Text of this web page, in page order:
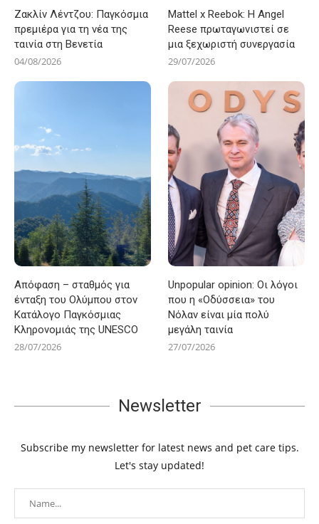
Ζακλίν Λέντζου: Παγκόσμια
πρεμιέρα για τη νέα της
ταινία στη Βενετία
04/08/2026
Mattel x Reebok: Η Angel
Reese πρωταγωνιστεί σε
μια ξεχωριστή συνεργασία
29/07/2026
Απόφαση – σταθμός για
ένταξη του Ολύμπου στον
Κατάλογο Παγκόσμιας
Κληρονομιάς της UNESCO
28/07/2026
Unpopular opinion: Οι λόγοι
που η «Οδύσσεια» του
Νόλαν είναι μία πολύ
μεγάλη ταινία
27/07/2026
Newsletter
Subscribe my newsletter for latest news and pet care tips.
Let's stay updated!